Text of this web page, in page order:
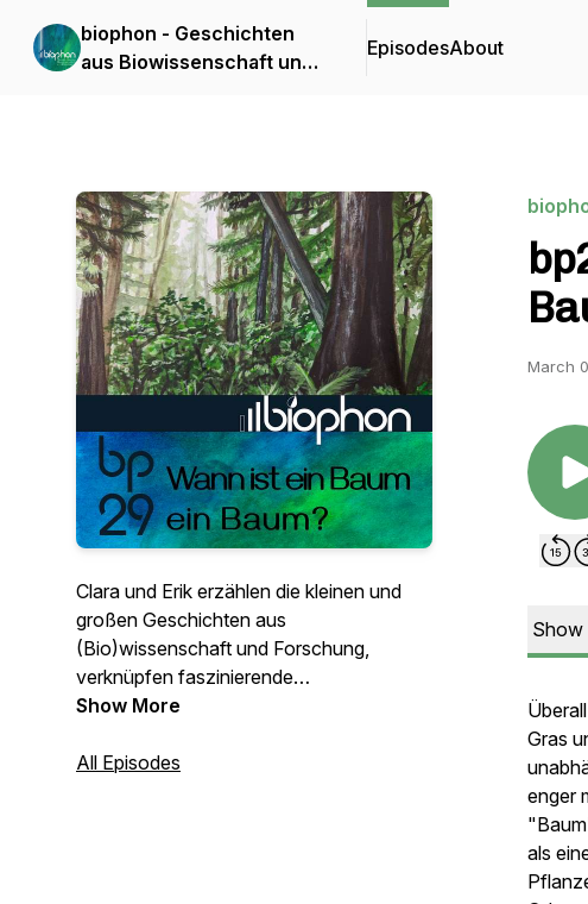
biophon - Geschichten
aus Biowissenschaft und
EpisodesAbout
Clara und Erik erzählen die kleinen und
großen Geschichten aus
(Bio)wissenschaft und Forschung,
verknüpfen faszinierende
Faktenschnipsel mit den
damit einen Beitrag dazu, sich selbst und
Show More
All Episodes
March
Show
Gras
enger
als